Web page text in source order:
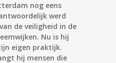
nog eens
werd
de veiligheid in de
Nu is hij
eigen praktijk.
hij mensen die